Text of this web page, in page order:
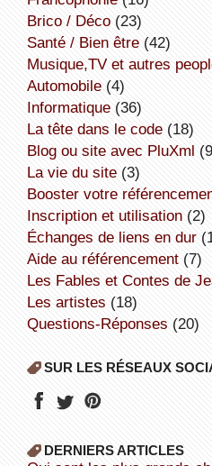
Brico / Déco(23)
Santé / Bien être(42)
Musique,TV et autres
Automobile(4)
informatique(36)
la tête dans le code(18)
Blog ou site avec PluXml
la vie du site(3)
booster votre
inscription et utilisation(2)
échanges de liens en dur
aide au référencement(7)
Les Fables et Contes de
Les artistes (18)
Questions-Réponses (20)
SUR LES RÉSEAUX
DERNIERS ARTICLES